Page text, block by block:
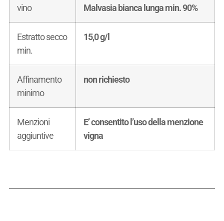
vino
Malvasia bianca lunga min. 90%
Estratto secco
min.
15,0 g/l
Affinamento
minimo
non richiesto
Menzioni
aggiuntive
E’ consentito l’uso della menzione
vigna